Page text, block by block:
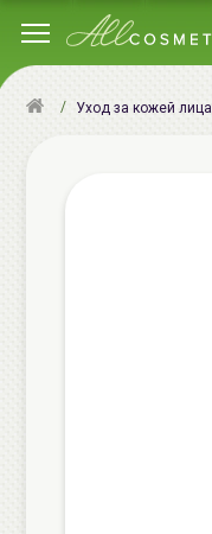
Уход за кожей лица